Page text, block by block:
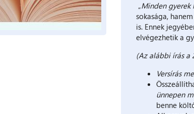
„Minden gyerek
sokasága,
is. Ennek
elvégezhetik a
(Az alábbi írás a
Versírás
ünnepen
benne